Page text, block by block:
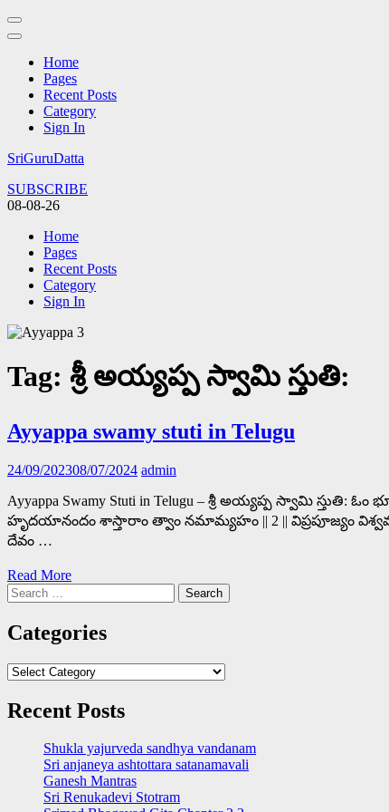
Home
Pages
Recent Posts
Category
Sign In
Skip
content
(Press
SriGuruDatta
SUBSCRIBE
08-08-26
Home
Pages
Recent Posts
Category
Sign In
Tag: శ్రీ అయ్యప్ప స్వామి స్తుతి:
Ayyappa swamy stuti in Telugu
24/09/202308/07/2024 admin
Ayyappa Swamy Stuti in Telugu – శ్రీ అయ్యప్ప స్వామి
హృదయానందం శాస్తారాం త్వాం నమామ్యహం || 2 || విప్రపూజ్యం
దేవం …
Read More
Search
for:
Categories
Categories
Recent Posts
Shukla yajurveda sandhya vandanam
Sri anjaneya ashtottara satanamavali
Ganesh Mantras
Sri Renukadevi Stotram